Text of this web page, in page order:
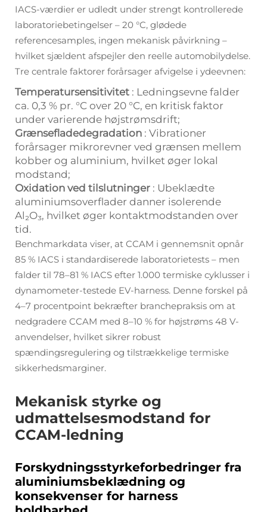
IACS-værdier er udledt under strengt kontrollerede
laboratoriebetingelser – 20 °C, glødede
referencesamples, ingen mekanisk påvirkning –
hvilket sjældent afspejler den reelle automobilydelse.
Tre centrale faktorer forårsager afvigelse i ydeevnen:
Temperatursensitivitet : Ledningsevne falder
ca. 0,3 % pr. °C over 20 °C, en kritisk faktor
under varierende højstrømsdrift;
Grænsefladedegradation : Vibrationer
forårsager mikrorevner ved grænsen mellem
kobber og aluminium, hvilket øger lokal
modstand;
Oxidation ved tilslutninger : Ubeklædte
aluminiumsoverflader danner isolerende
Al₂O₃, hvilket øger kontaktmodstanden over
tid.
Benchmarkdata viser, at CCAM i gennemsnit opnår
85 % IACS i standardiserede laboratorietests – men
falder til 78–81 % IACS efter 1.000 termiske cyklusser i
dynamometer-testede EV-harness. Denne forskel på
4–7 procentpoint bekræfter branchepraksis om at
nedgradere CCAM med 8–10 % for højstrøms 48 V-
anvendelser, hvilket sikrer robust
spændingsregulering og tilstrækkelige termiske
sikkerhedsmarginer.
Mekanisk styrke og
udmattelsesmodstand for
CCAM-ledning
Forskydningsstyrkeforbedringer fra
aluminiumsbeklædning og
konsekvenser for harness